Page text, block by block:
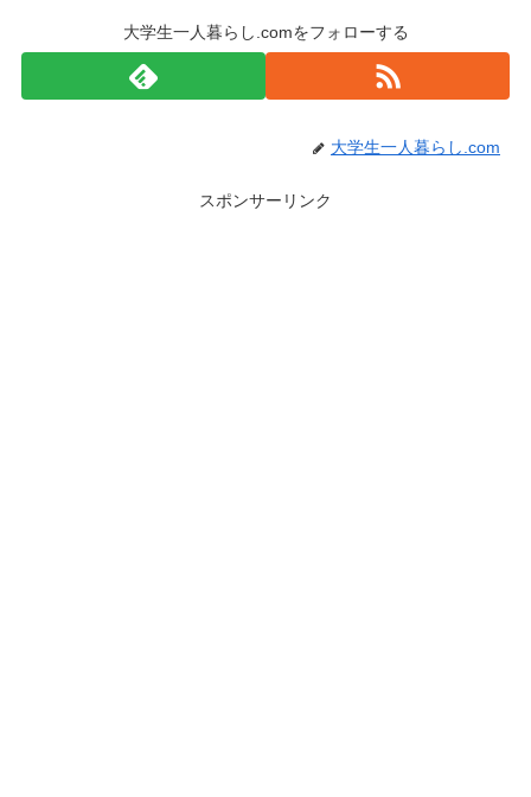
大学生一人暮らし.comをフォローする
大学生一人暮らし.com
スポンサーリンク